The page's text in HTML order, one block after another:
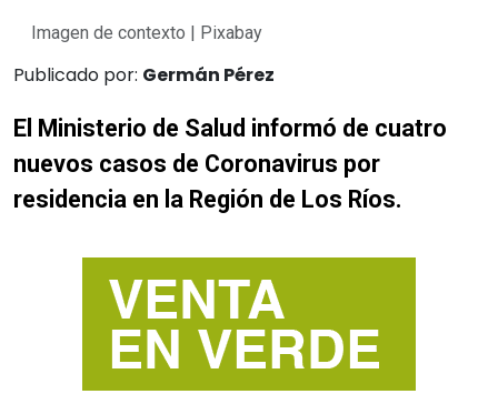
Imagen de contexto | Pixabay
Publicado por: Germán Pérez
El Ministerio de Salud informó de cuatro
nuevos casos de Coronavirus por
residencia en la Región de Los Ríos.